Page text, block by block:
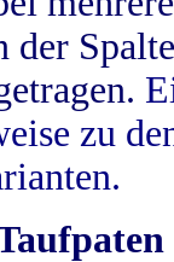
zu